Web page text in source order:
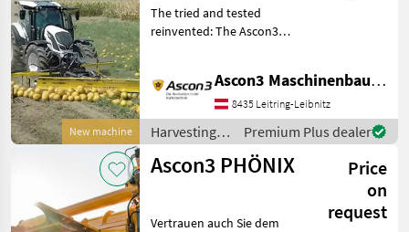
New machine
The tried and tested
reinvented: The Ascon3
and innovative
parallelogram swath
former! The proven
concept was comb
Ascon3 Maschinenbau GmbH
8435 Leitring-Leibnitz
Harvesting
equipment
crop fields /
Premium Plus dealer
Ascon3 PHÖNIX
Price
on
request
Vertrauen auch Sie dem